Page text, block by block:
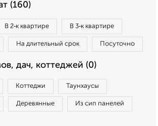
(160)
В 2‑к квартире В 3‑к квартире
На длительный срок Посуточно
дач, коттеджей (0)
Коттеджи Таунхаусы
Деревянные Из сип панелей